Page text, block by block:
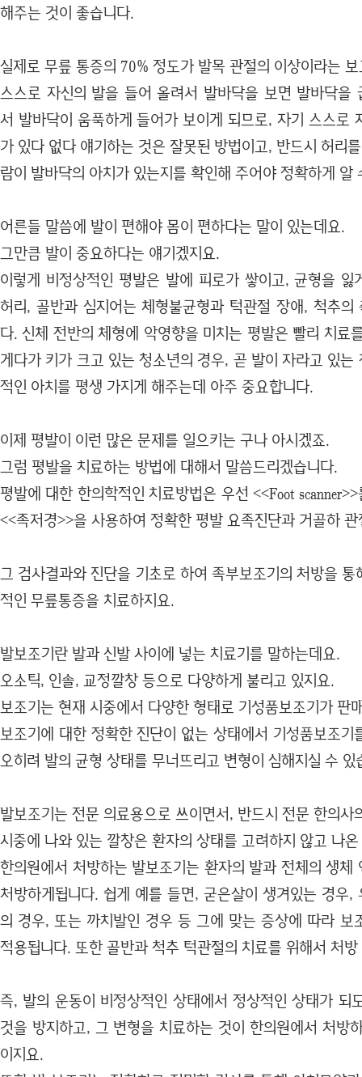
해주는 것이 좋습니다.
실제로 무릎 통증의 70% 정도가 발목 관절의 이상이라는
스스로 자신의 발을 들어 올려서 발바닥을 보면 발바닥을
서 발바닥이 움푹하게 들어가 보이게 되므로, 자기 스스로
가 있다 없다 얘기하는 것은 잘못된 방법이고, 반드시 허리
람이 발바닥의 아치가 있는지를 확인해 주어야 정확하게 알
어른들 말씀에 발이 편해야 몸이 편하다는 말이 있는데요.
그만큼 발이 중요하다는 얘기겠지요.
이렇게 비정상적인 평발은 발에 피로가 쌓이고, 균형을
허리, 골반과 심지어는 체형불균형과 턱관절 장애, 척추의
다. 신체 전반의 체형에 악영향을 미치는 평발은 빨리 치료
게다가 키가 크고 있는 청소년의 경우, 곧 발이 자라고 있는
적인 아치를 평생 가지게 해주는데 아주 중요합니다.
이제 평발이 이런 많은 문제를 일으키는 구나 아시겠죠.
그럼 평발을 치료하는 방법에 대해서 말씀드리겠습니다.
평발에 대한 한의학적인 치료방법은 우선 <<Foot
<<족저경>>을 사용하여 정확한 평발 요족진단과 거골하
그 검사결과와 진단을 기초로 하여 족부보조기의 처방을
적인 무릎통증을 치료하지요.
발보조기란 발과 신발 사이에 넣는 치료기를 말하는데요.
오소틱, 인솔, 교정깔창 등으로 다양하게 불리고 있지요.
보조기는 현재 시중에서 다양한 형태로 기성품보조기가 판
보조기에 대한 정확한 진단이 없는 상태에서 기성품보조기
오히려 발의 균형 상태를 무너뜨리고 변형이 심해지실 수 있
발보조기는 전문 의료용으로 쓰이면서, 반드시 전문 한의사
시중에 나와 있는 깔창은 환자의 상태를 고려하지 않고 나
한의원에서 처방하는 발보조기는 환자의 발과 전체의 생체
처방하게됩니다. 쉽게 예를 들면, 굳은살이 생겨있는 경우,
의 경우, 또는 까치발인 경우 등 그에 맞는 증상에 따라 보
적용됩니다. 또한 골반과 척추 턱관절의 치료를 위해서 처
즉, 발의 운동이 비정상적인 상태에서 정상적인 상태가 되
것을 방지하고, 그 변형을 치료하는 것이 한의원에서 처방
이지요.